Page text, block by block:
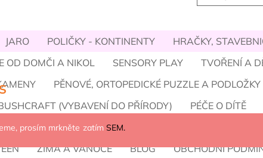
JARO POLIČKY - KONTINENTY
HRAČKY,
OD DOMČI A NIKOL SENSORY PLAY
TVOŘENÍ A
PĚNOVÉ, ORTOPEDICKÉ PUZZLE A PODLOŽKY
(VYBAVENÍ DO PŘÍRODY)
PÉČE O DÍTĚ
DROBNOSTI MÍSTO SLADKOSTÍ
ZIMA A VÁNOCE BLOG
OBCHODNÍ
prosím mrkněte zatímSEM.